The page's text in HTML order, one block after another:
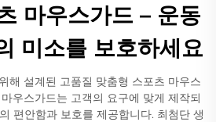
마우스가드 – 운동
미소를 보호하세요
해 설계된 고품질 맞춤형 스포츠 마우스
우스가드는 고객의 요구에 맞게 제작되
편안함과 보호를 제공합니다. 최첨단 생